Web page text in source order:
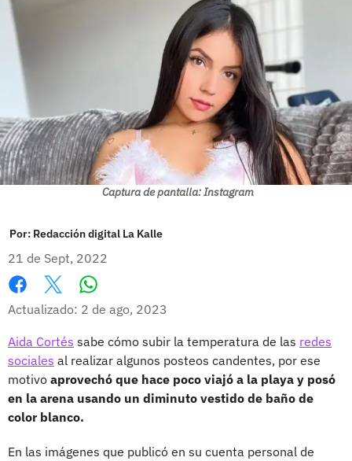
Captura de pantalla: Instagram
Por: Redacción digital La Kalle
21 de Sept, 2022
Facebook
X
Actualizado: 2 de ago, 2023
Aida Cortés sabe cómo subir la temperatura de las redes
sociales al realizar algunos posteos candentes, por ese
motivo aprovechó que hace poco viajó a la playa y posó
en la arena usando un diminuto vestido de baño de
color blanco.
En las imágenes que publicó en su cuenta personal de